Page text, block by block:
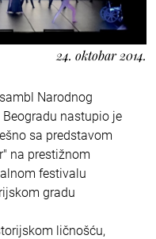
24. oktobar 2014.
Narodnog
nastupio je
sa predstavom
na prestižnom
festivalu
gradu
ličnošću,